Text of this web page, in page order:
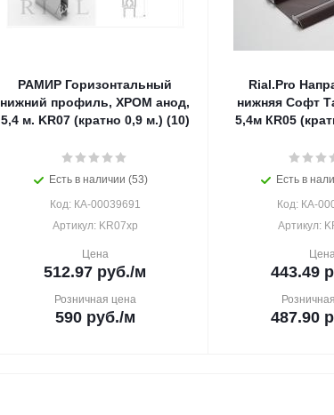
РАМИР Горизонтальный
нижний профиль, ХРОМ анод,
5,4 м. KR07 (кратно 0,9 м.) (10)
Есть в наличии (53)
Код: КА-00039691
Артикул: KR07хр
Цена
512.97 руб./м
Розничная цена
590руб./м
Rial.Pro
нижняя Софт
5,4м КR05
Есть в
Код: КА-
Артикул:
443.49
487.90